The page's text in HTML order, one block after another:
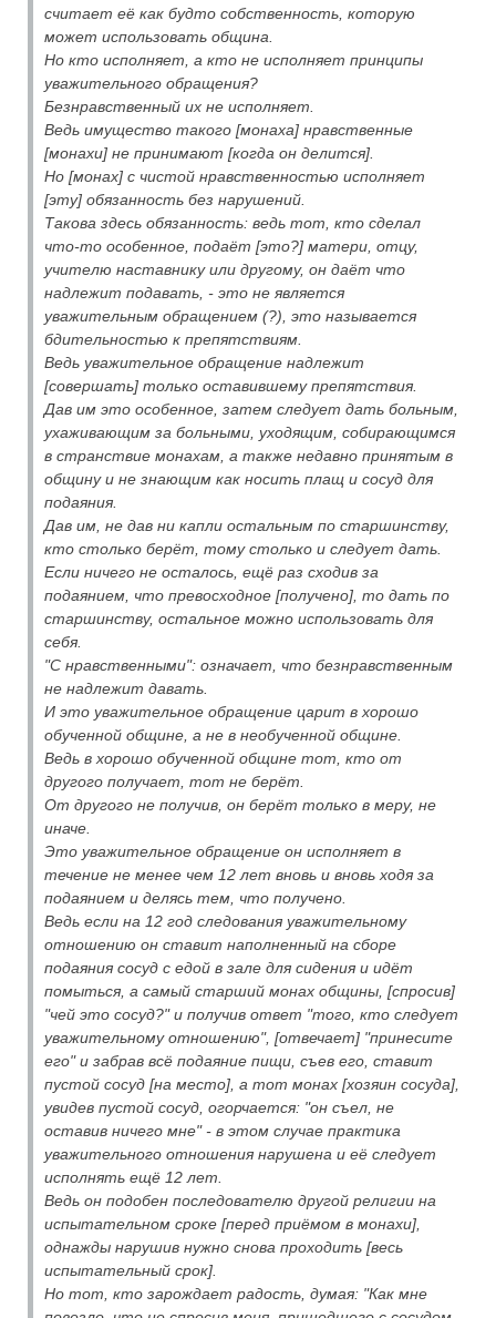
считает её как будто собственность, которую
может использовать община.
Но кто исполняет, а кто не исполняет принципы
уважительного обращения?
Безнравственный их не исполняет.
Ведь имущество такого [монаха] нравственные
[монахи] не принимают [когда он делится].
Но [монах] с чистой нравственностью исполняет
[эту] обязанность без нарушений.
Такова здесь обязанность: ведь тот, кто сделал
что-то особенное, подаёт [это?] матери, отцу,
учителю наставнику или другому, он даёт что
надлежит подавать, - это не является
уважительным обращением (?), это называется
бдительностью к препятствиям.
Ведь уважительное обращение надлежит
[совершать] только оставившему препятствия.
Дав им это особенное, затем следует дать больным,
ухаживающим за больными, уходящим, собирающимся
в странствие монахам, а также недавно принятым в
общину и не знающим как носить плащ и сосуд для
подаяния.
Дав им, не дав ни капли остальным по старшинству,
кто столько берёт, тому столько и следует дать.
Если ничего не осталось, ещё раз сходив за
подаянием, что превосходное [получено], то дать по
старшинству, остальное можно использовать для
себя.
"С нравственными": означает, что безнравственным
не надлежит давать.
И это уважительное обращение царит в хорошо
обученной общине, а не в необученной общине.
Ведь в хорошо обученной общине тот, кто от
другого получает, тот не берёт.
От другого не получив, он берёт только в меру, не
иначе.
Это уважительное обращение он исполняет в
течение не менее чем 12 лет вновь и вновь ходя за
подаянием и делясь тем, что получено.
Ведь если на 12 год следования уважительному
отношению он ставит наполненный на сборе
подаяния сосуд с едой в зале для сидения и идёт
помыться, а самый старший монах общины, [спросив]
"чей это сосуд?" и получив ответ "того, кто следует
уважительному отношению", [отвечает] "принесите
его" и забрав всё подаяние пищи, съев его, ставит
пустой сосуд [на место], а тот монах [хозяин сосуда],
увидев пустой сосуд, огорчается: "он съел, не
оставив ничего мне" - в этом случае практика
уважительного отношения нарушена и её следует
исполнять ещё 12 лет.
Ведь он подобен последователю другой религии на
испытательном сроке [перед приёмом в монахи],
однажды нарушив нужно снова проходить [весь
испытательный срок].
Но тот, кто зарождает радость, думая: "Как мне